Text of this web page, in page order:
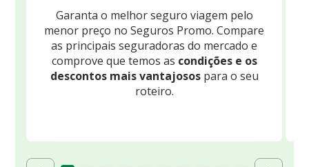
Garanta o melhor seguro viagem pelo
menor preço no Seguros Promo. Compare
as principais seguradoras do mercado e
comprove que temos as condições e os
descontos mais vantajosospara o seu
roteiro.